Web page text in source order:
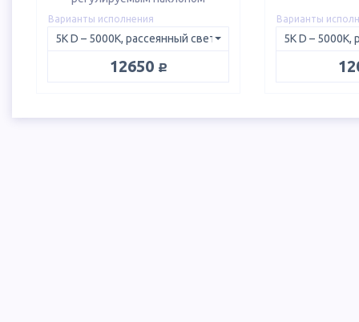
Варианты исполнения
12650 руб.
Варианты